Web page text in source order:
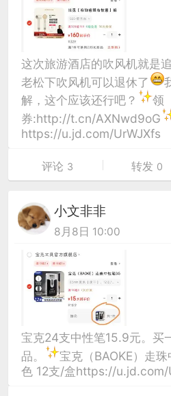
这次旅游酒店的吹风机就是
老松下吹风机可以退休了
解，这个应该还行吧？
领
券:http://t.cn/AXNwd9oG
https://u.jd.com/UrWJXfs
评论 3 转发 0
小文非非
8月8日 10:00
宝克24支中性笔15.9元。买
品。
宝克（BAOKE）走
色 12支/盒https://u.jd.com/